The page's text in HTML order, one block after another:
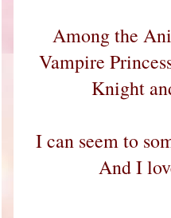
Among the
Vampire
Knight
I can seem to
And I